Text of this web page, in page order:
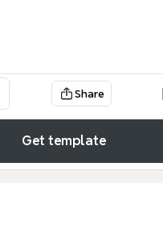
Share
Get template